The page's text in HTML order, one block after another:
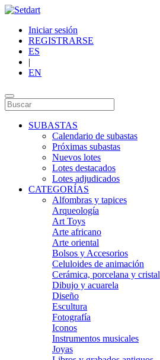
Iniciar sesión
REGISTRARSE
ES
|
EN
SUBASTAS
Calendario de subastas
Próximas subastas
Nuevos lotes
Lotes destacados
Lotes adjudicados
CATEGORÍAS
Alfombras y tapices
Arqueología
Art Toys
Arte africano
Arte oriental
Bolsos y Accesorios
Celuloides de animación
Cerámica, porcelana y cristal
Dibujo y acuarela
Diseño
Escultura
Fotografía
Iconos
Instrumentos musicales
Joyas